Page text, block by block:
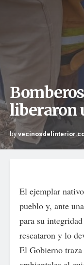
liberaron
by
El ejemplar
pueblo y, ante
para su
rescataron y lo
El Gobierno